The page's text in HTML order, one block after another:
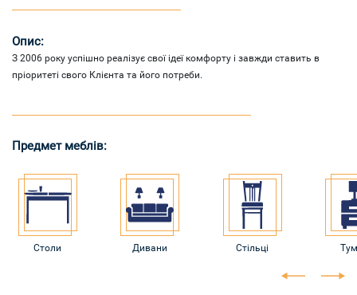
Опис:
З 2006 року успішно реалізує свої ідеї комфорту і завжди ставить в
пріоритеті свого Клієнта та його потреби.
Предмет меблів:
Столи Дивани Стільці